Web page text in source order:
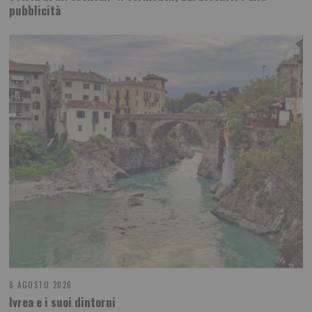
pubblicità
8 AGOSTO 2026
Ivrea e i suoi dintorni